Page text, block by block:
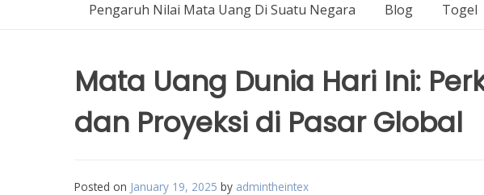
Pengaruh Nilai Mata Uang Di Suatu Negara Blog Togel
Mata Uang Dunia Hari Ini:
dan Proyeksi di Pasar Global
Posted on January 19, 2025 by admintheintex